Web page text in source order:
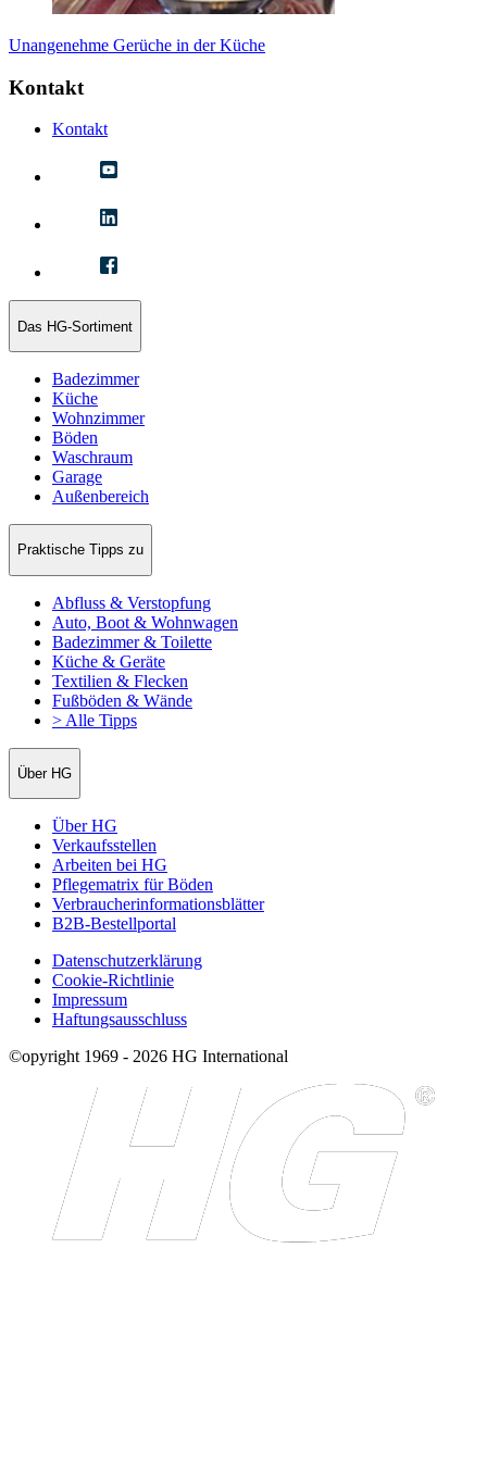
Unangenehme Gerüche in der Küche
Kontakt
Kontakt
Das HG-Sortiment
Badezimmer
Küche
Wohnzimmer
Böden
Waschraum
Garage
Außenbereich
Praktische Tipps zu
Abfluss & Verstopfung
Auto, Boot & Wohnwagen
Badezimmer & Toilette
Küche & Geräte
Textilien & Flecken
Fußböden & Wände
> Alle Tipps
Über HG
Über HG
Verkaufsstellen
Arbeiten bei HG
Pflegematrix für Böden
Verbraucherinformationsblätter
B2B-Bestellportal
Datenschutzerklärung
Cookie-Richtlinie
Impressum
Haftungsausschluss
©opyright 1969 - 2026 HG International